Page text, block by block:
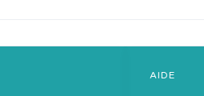
AIDE